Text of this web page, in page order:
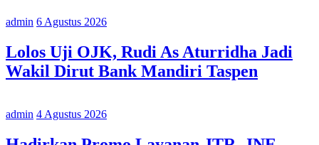
admin 6 Agustus 2026
Lolos Uji OJK, Rudi As Aturridha Jadi
Wakil Dirut Bank Mandiri Taspen
admin 4 Agustus 2026